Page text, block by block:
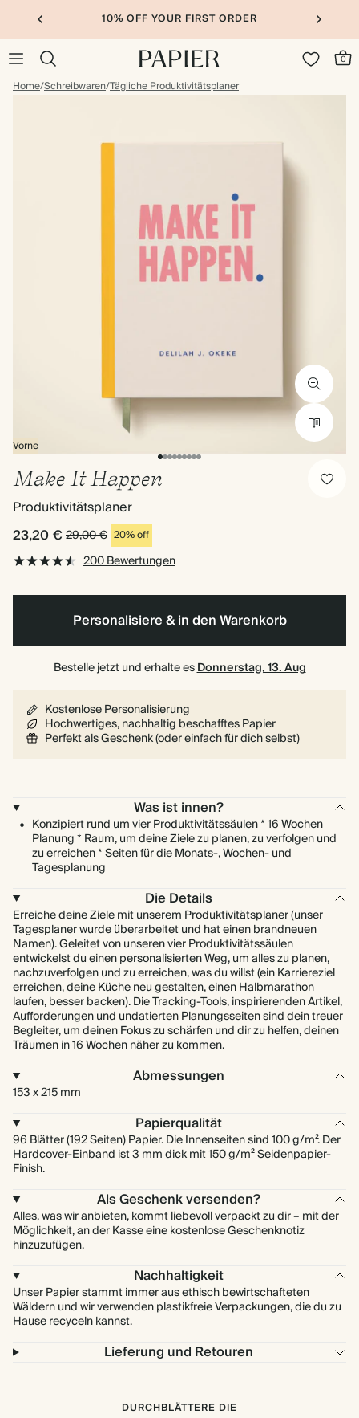
10% OFF YOUR FIRST ORDER
0
Home/Schreibwaren/Tägliche Produktivitätsplaner
Vorne
Make It Happen
Produktivitätsplaner
23,20 € 29,00 € 20% off
200 Bewertungen
Personalisiere & in den Warenkorb
Bestelle jetzt und erhalte esDonnerstag, 13. Aug
Kostenlose Personalisierung
Hochwertiges, nachhaltig beschafftes Papier
Perfekt als Geschenk (oder einfach für dich selbst)
Was ist innen?
Konzipiert rund um vier Produktivitätssäulen * 16 Wochen
Planung * Raum, um deine Ziele zu planen, zu verfolgen und
zu erreichen * Seiten für die Monats-, Wochen- und
Tagesplanung
Die Details
Erreiche deine Ziele mit unserem Produktivitätsplaner (unser
Tagesplaner wurde überarbeitet und hat einen brandneuen
Namen). Geleitet von unseren vier Produktivitätssäulen
entwickelst du einen personalisierten Weg, um alles zu planen,
nachzuverfolgen und zu erreichen, was du willst (ein Karriereziel
erreichen, deine Küche neu gestalten, einen Halbmarathon
laufen, besser backen). Die Tracking-Tools, inspirierenden Artikel,
Aufforderungen und undatierten Planungsseiten sind dein treuer
Begleiter, um deinen Fokus zu schärfen und dir zu helfen, deinen
Träumen in 16 Wochen näher zu kommen.
Abmessungen
153 x 215 mm
Papierqualität
96 Blätter (192 Seiten) Papier. Die Innenseiten sind 100 g/m². Der
Hardcover-Einband ist 3 mm dick mit 150 g/m² Seidenpapier-
Finish.
Als Geschenk versenden?
Alles, was wir anbieten, kommt liebevoll verpackt zu dir – mit der
Möglichkeit, an der Kasse eine kostenlose Geschenknotiz
hinzuzufügen.
Nachhaltigkeit
Unser Papier stammt immer aus ethisch bewirtschafteten
Wäldern und wir verwenden plastikfreie Verpackungen, die du zu
Hause recyceln kannst.
Lieferung und Retouren
DURCHBLÄTTERE DIE